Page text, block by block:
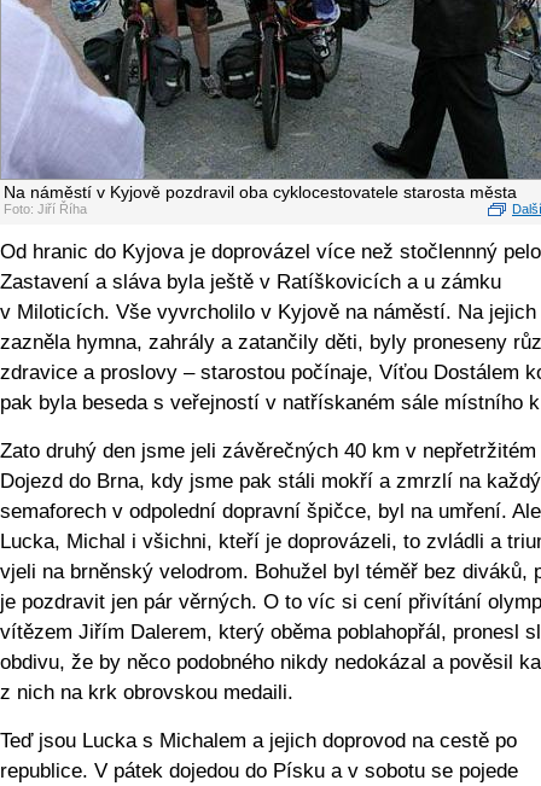
Na náměstí v Kyjově pozdravil oba cyklocestovatele starosta města
Foto: Jiří Říha
Od hranic do Kyjova je doprovázel více než stočlennný
Zastavení a sláva byla ještě v Ratíškovicích a u zámku
v Miloticích. Vše vyvrcholilo v Kyjově na náměstí. Na jejich
zazněla hymna, zahrály a zatančily děti, byly proneseny
zdravice a proslovy – starostou počínaje, Víťou Dostálem
pak byla beseda s veřejností v natřískaném sále místního
Zato druhý den jsme jeli závěrečných 40 km v
Dojezd do Brna, kdy jsme pak stáli mokří a zmrzlí na
semaforech v odpolední dopravní špičce, byl na umření. Ale
Lucka, Michal i všichni, kteří je doprovázeli, to zvládli a
vjeli na brněnský velodrom. Bohužel byl téměř bez diváků,
je pozdravit jen pár věrných. O to víc si cení přivítání
vítězem Jiřím Dalerem, který oběma poblahopřál, pronesl
obdivu, že by něco podobného nikdy nedokázal a pověsil
z nich na krk obrovskou medaili.
Teď jsou Lucka s Michalem a jejich doprovod na cestě po
republice. V pátek dojedou do Písku a v sobotu se pojede